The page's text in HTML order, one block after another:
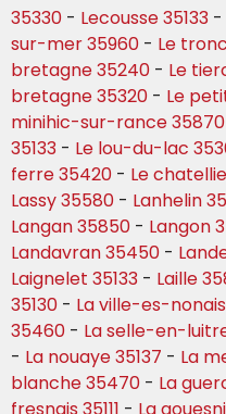
35330 - Lecousse 35133 -
sur-mer 35960 - Le
bretagne 35240 - Le
bretagne 35320 - Le
minihic-sur-rance 35870
35133 - Le lou-du-lac
ferre 35420 - Le
Lassy 35580 - Lanhelin
Langan 35850 - Langon
Landavran 35450 -
Laignelet 35133 - Laille
35130 - La ville-es-
35460 - La selle-en-
- La nouaye 35137 - La
blanche 35470 - La